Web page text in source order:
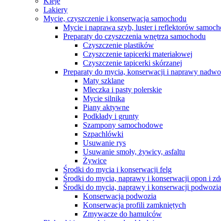
Lakiery
Mycie, czyszczenie i konserwacja samochodu
Mycie i naprawa szyb, luster i reflektorów
Preparaty do czyszczenia wnętrza samochodu
Czyszczenie plastików
Czyszczenie tapicerki materiałowej
Czyszczenie tapicerki skórzanej
Preparaty do mycia, konserwacji i naprawy
Maty szklane
Mleczka i pasty polerskie
Mycie silnika
Piany aktywne
Podkłady i grunty
Szampony samochodowe
Szpachlówki
Usuwanie rys
Usuwanie smoły, żywicy, asfaltu
Żywice
Środki do mycia i konserwacji felg
Środki do mycia, naprawy i konserwacji opon i
Środki do mycia, naprawy i konserwacji podwozia
Konserwacja podwozia
Konserwacja profili zamkniętych
Zmywacze do hamulców